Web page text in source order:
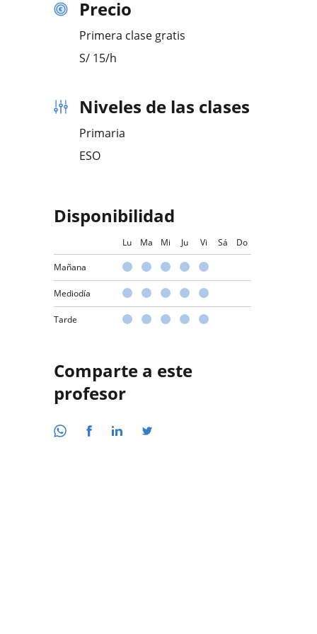
Precio
Primera clase gratis
S/ 15/h
Niveles de las clases
Primaria
ESO
Disponibilidad
Lu Ma Mi Ju Vi Sá Do
Mañana
Mediodía
Tarde
Comparte a este
profesor